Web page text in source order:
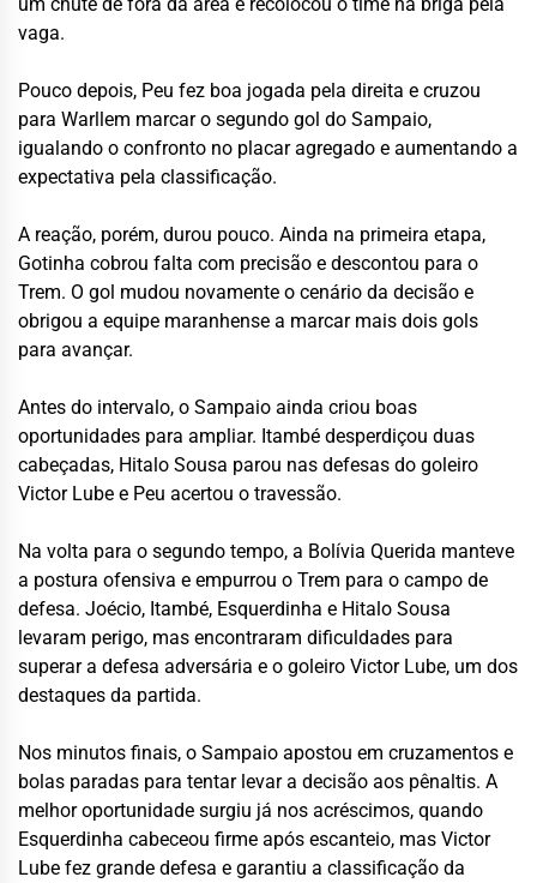
vaga.
Pouco depois, Peu fez boa jogada pela direita e cruzou
para Warllem marcar o segundo gol do Sampaio,
igualando o confronto no placar agregado e aumentando a
expectativa pela classificação.
A reação, porém, durou pouco. Ainda na primeira etapa,
Gotinha cobrou falta com precisão e descontou para o
Trem. O gol mudou novamente o cenário da decisão e
obrigou a equipe maranhense a marcar mais dois gols
para avançar.
Antes do intervalo, o Sampaio ainda criou boas
oportunidades para ampliar. Itambé desperdiçou duas
cabeçadas, Hitalo Sousa parou nas defesas do goleiro
Victor Lube e Peu acertou o travessão.
Na volta para o segundo tempo, a Bolívia Querida manteve
a postura ofensiva e empurrou o Trem para o campo de
defesa. Joécio, Itambé, Esquerdinha e Hitalo Sousa
levaram perigo, mas encontraram dificuldades para
superar a defesa adversária e o goleiro Victor Lube, um dos
destaques da partida.
Nos minutos finais, o Sampaio apostou em cruzamentos e
bolas paradas para tentar levar a decisão aos pênaltis. A
melhor oportunidade surgiu já nos acréscimos, quando
Esquerdinha cabeceou firme após escanteio, mas Victor
Lube fez grande defesa e garantiu a classificação da